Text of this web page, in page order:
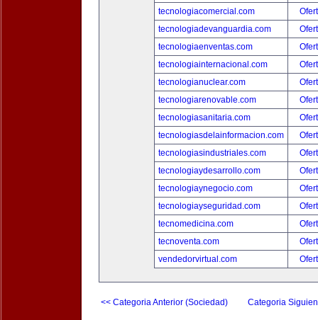
tecnologiacomercial.com
tecnologiadevanguardia.com
tecnologiaenventas.com
tecnologiainternacional.com
tecnologianuclear.com
tecnologiarenovable.com
tecnologiasanitaria.com
tecnologiasdelainformacion.com
tecnologiasindustriales.com
tecnologiaydesarrollo.com
tecnologiaynegocio.com
tecnologiayseguridad.com
tecnomedicina.com
tecnoventa.com
vendedorvirtual.com
<< Categoria Anterior (Sociedad) Categoria